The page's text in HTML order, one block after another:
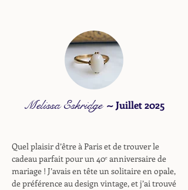
Melissa Eskridge~Juillet 2025
Quel plaisir d’être à Paris et de trouver le
cadeau parfait pour un 40ᵉ anniversaire de
mariage ! J’avais en tête un solitaire en opale,
de préférence au design vintage, et j’ai trouvé